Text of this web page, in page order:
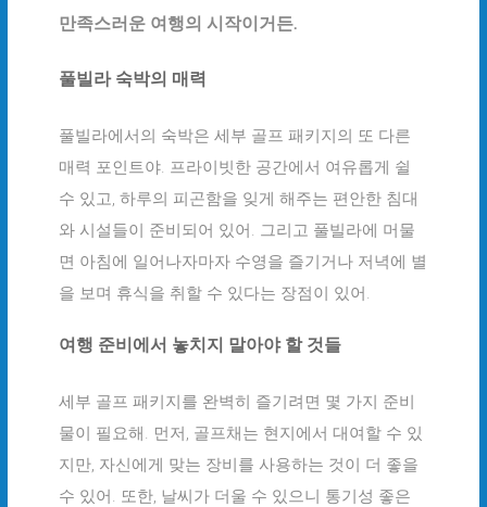
만족스러운 여행의 시작이거든.
풀빌라 숙박의 매력
풀빌라에서의 숙박은 세부 골프 패키지의 또 다른
매력 포인트야. 프라이빗한 공간에서 여유롭게 쉴
수 있고, 하루의 피곤함을 잊게 해주는 편안한 침대
와 시설들이 준비되어 있어. 그리고 풀빌라에 머물
면 아침에 일어나자마자 수영을 즐기거나 저녁에 별
을 보며 휴식을 취할 수 있다는 장점이 있어.
여행 준비에서 놓치지 말아야 할 것들
세부 골프 패키지를 완벽히 즐기려면 몇 가지 준비
물이 필요해. 먼저, 골프채는 현지에서 대여할 수 있
지만, 자신에게 맞는 장비를 사용하는 것이 더 좋을
수 있어. 또한, 날씨가 더울 수 있으니 통기성 좋은